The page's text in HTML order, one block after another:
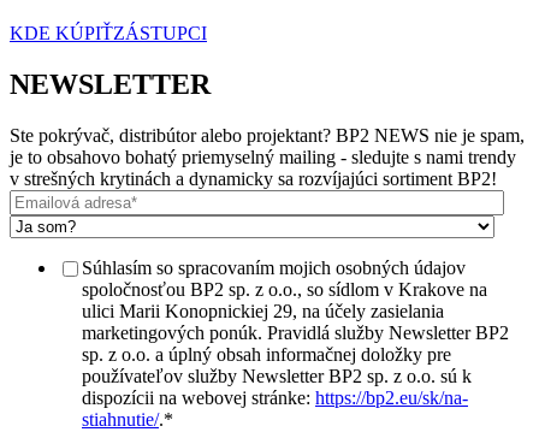
KDE KÚPIŤZÁSTUPCI
NEWSLETTER
Ste pokrývač, distribútor alebo projektant? BP2 NEWS nie je spam,
je to obsahovo bohatý priemyselný mailing - sledujte s nami trendy
v strešných krytinách a dynamicky sa rozvíjajúci sortiment BP2!
Súhlasím so spracovaním mojich osobných údajov
spoločnosťou BP2 sp. z o.o., so sídlom v Krakove na
ulici Marii Konopnickiej 29, na účely zasielania
marketingových ponúk. Pravidlá služby Newsletter BP2
sp. z o.o. a úplný obsah informačnej doložky pre
používateľov služby Newsletter BP2 sp. z o.o. sú k
dispozícii na webovej stránke: https://bp2.eu/sk/na-
stiahnutie/.*